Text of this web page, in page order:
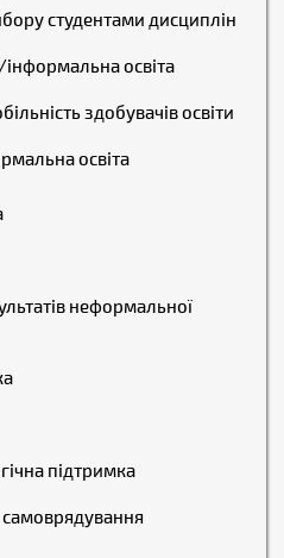
студентами дисциплін
освіта
здобувачів освіти
освіта
неформальної
підтримка
самоврядування